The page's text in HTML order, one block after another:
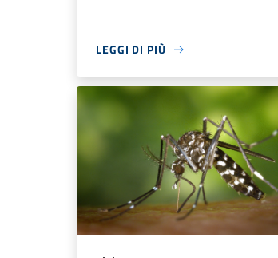
LEGGI DI PIÙ